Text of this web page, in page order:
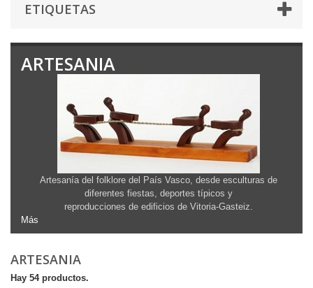
ETIQUETAS
ARTESANIA
Artesanía del folklore del País Vasco, desde esculturas de
diferentes fiestas, deportes típicos y
reproducciones de edificios de Vitoria-Gasteiz.
Más
ARTESANIA
Hay 54 productos.